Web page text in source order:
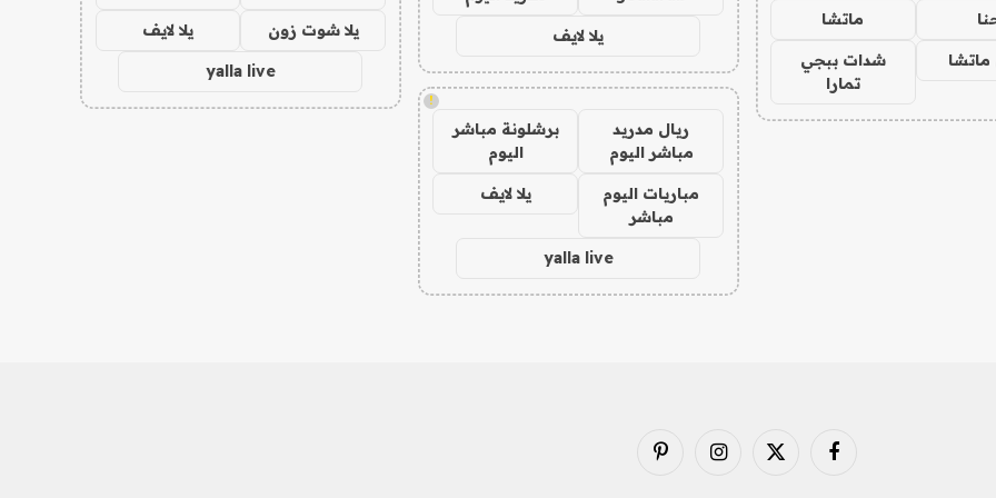
ماتشا
شدات ببجي
تمارا
يلا لايف
!
ريال مدريد
مباشر اليوم
برشلونة مباشر
اليوم
مباريات اليوم
مباشر
يلا لايف
yalla live
يلا شوت زون يلا لايف
yalla live
فيسبوك X
الانستغرامبينتيريست